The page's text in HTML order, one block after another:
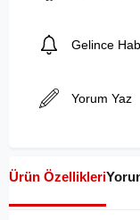
Gelince
Yorum Yaz
Ürün Özellikleri